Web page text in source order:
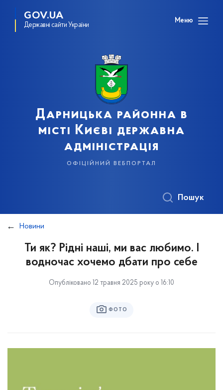
GOV.UA
Державні сайти України
Меню
Дарницька районна в
місті Києві державна
адміністрація
офіційний вебпортал
Пошук
Новини
Ти як? Рідні наші, ми вас любимо. І
водночас хочемо дбати про себе
Опубліковано 12 травня 2025 року о 16:10
ФОТО